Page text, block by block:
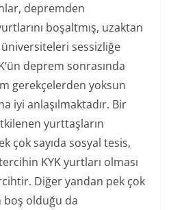
depremden
boşaltmış, uzaktan
üniversiteleri sessizliğe
deprem sonrasında
gerekçelerden yoksun
iyi anlaşılmaktadır. Bir
yurttaşların
çok sayıda sosyal tesis,
KYK yurtları olması
Diğer yandan pek çok
boş olduğu da